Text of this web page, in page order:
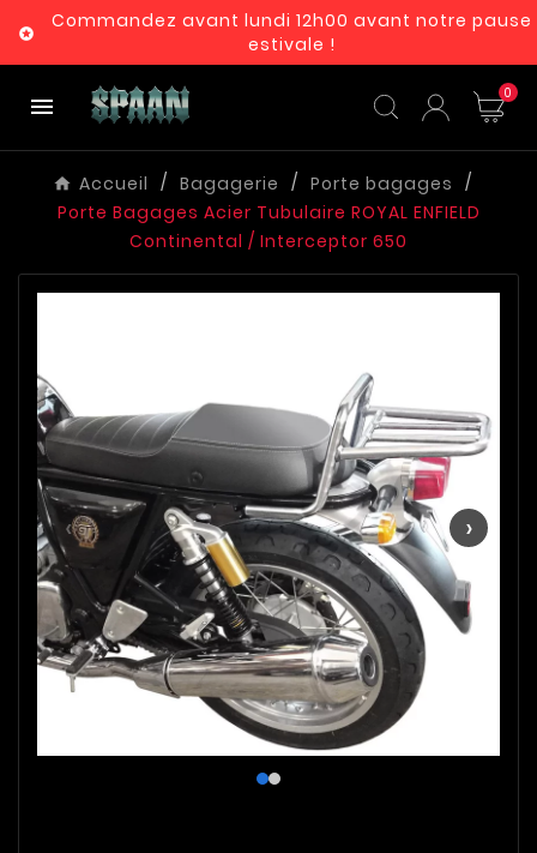

Commandez avant lundi 12h00 avant notre pause
estivale !
 0
Accueil Bagagerie
Porte bagages
Porte Bagages Acier Tubulaire ROYAL ENFIELD
Continental / Interceptor 650
‹ ›